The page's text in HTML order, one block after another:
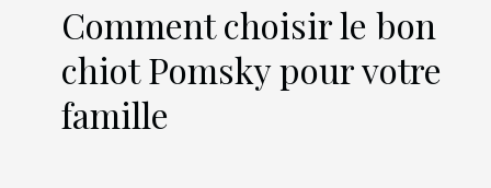
Comment choisir le bon
chiot Pomsky pour votre
famille